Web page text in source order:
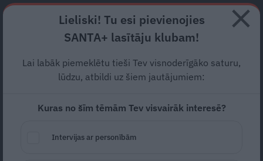
Abonē
Ar apģērbu tu apkārtējiem paud to, kas tu esi. Vērtīgi
un praktiski padomi tava skapja kārtībai.
Lieliski! Tu esi pievienojies
SANTA+ lasītāju klubam!
Lai labāk piemeklētu tieši Tev visnoderīgāko saturu,
lūdzu, atbildi uz šiem jautājumiem:
Kuras no šīm tēmām Tev visvairāk interesē?
Intervijas ar personībām